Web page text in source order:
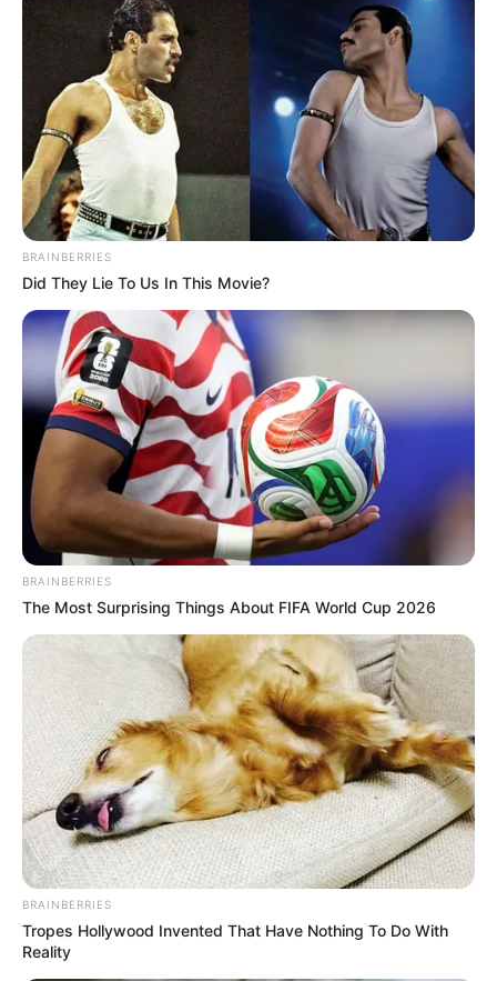
BRAINBERRIES
Did They Lie To Us In This Movie?
BRAINBERRIES
The Most Surprising Things About FIFA World Cup 2026
BRAINBERRIES
Tropes Hollywood Invented That Have Nothing To Do With
Reality